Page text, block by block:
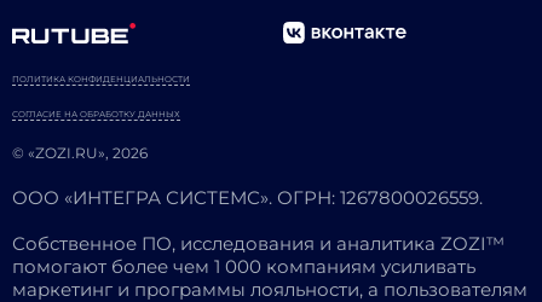
© «ZOZI.RU», 2026
ПОЛИТИКА КОНФИДЕНЦИАЛЬНОСТИ
СОГЛАСИЕ НА ОБРАБОТКУ ДАННЫХ
ООО «ИНТЕГРА СИСТЕМС». ОГРН: 1267800026559.
Собственное ПО, исследования и аналитика ZOZI™
помогают более чем 1 000 компаниям усиливать
маркетинг и программы лояльности, а пользователям